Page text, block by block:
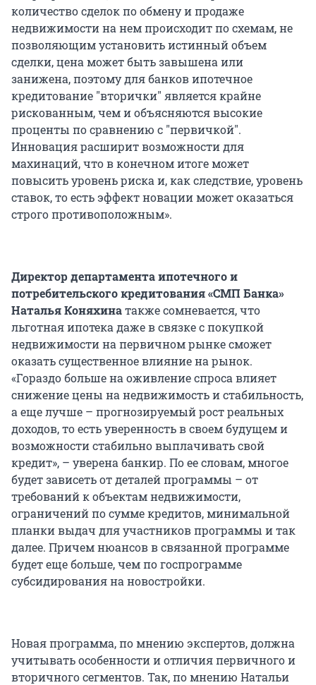
количество сделок по обмену и продаже
недвижимости на нем происходит по схемам, не
позволяющим установить истинный объем
сделки, цена может быть завышена или
занижена, поэтому для банков ипотечное
кредитование "вторички" является крайне
рискованным, чем и объясняются высокие
проценты по сравнению с "первичкой".
Инновация расширит возможности для
махинаций, что в конечном итоге может
повысить уровень риска и, как следствие, уровень
ставок, то есть эффект новации может оказаться
строго противоположным».
Директор департамента ипотечного и
потребительского кредитования«СМП Банка»
Наталья Коняхинатакже сомневается, что
льготная ипотека даже в связке с покупкой
недвижимости на первичном рынке сможет
оказать существенное влияние на рынок.
«Гораздо больше на оживление спроса влияет
снижение цены на недвижимость и стабильность,
а еще лучше – прогнозируемый рост реальных
доходов, то есть уверенность в своем будущем и
возможности стабильно выплачивать свой
кредит», – уверена банкир. По ее словам, многое
будет зависеть от деталей программы – от
требований к объектам недвижимости,
ограничений по сумме кредитов, минимальной
планки выдач для участников программы и так
далее. Причем нюансов в связанной программе
будет еще больше, чем по госпрограмме
субсидирования на новостройки.
Новая программа, по мнению экспертов, должна
учитывать особенности и отличия первичного и
вторичного сегментов. Так, по мнению Натальи